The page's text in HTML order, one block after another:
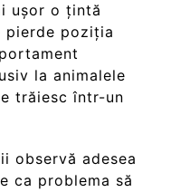
ușor o țintă
pierde poziția
la animalele
trăiesc într-un
observă adesea
ca problema să